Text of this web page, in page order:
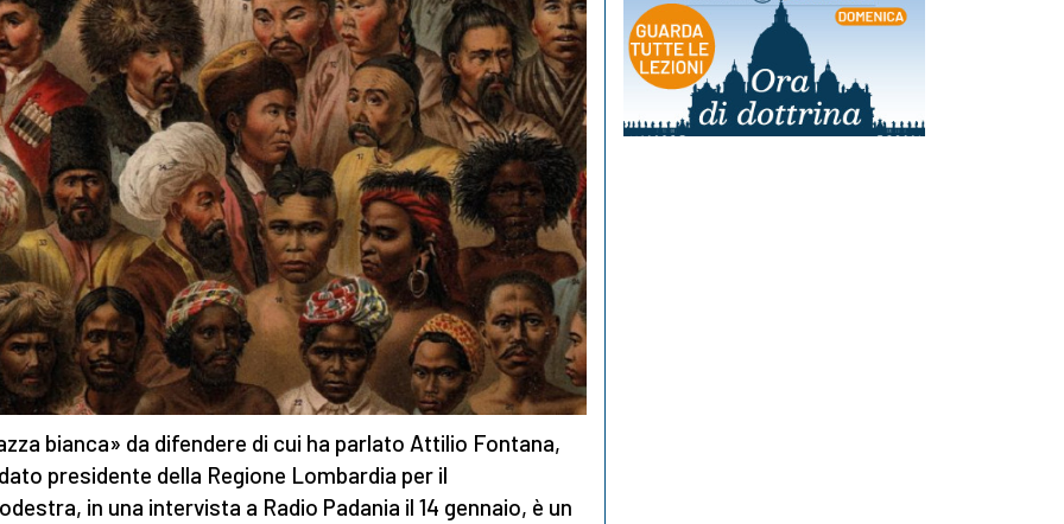
bianca» da difendere di cui ha parlato Attilio Fontana,
presidente della Regione Lombardia per il
in una intervista a Radio Padania il 14 gennaio, è un